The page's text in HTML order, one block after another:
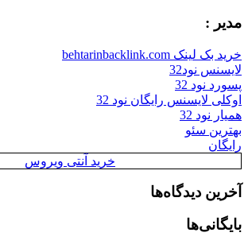
مدیر :
خرید بک لینک behtarinbacklink.com
لایسنس نود32
پسورد نود 32
اوکلی لایسنس رایگان نود 32
همیار نود 32
بهترین سئو
رایگان
خرید آنتی ویروس
آخرین دیدگاه‌ها
بایگانی‌ها